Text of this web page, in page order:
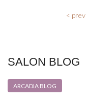
< prev
SALON BLOG
ARCADIA BLOG